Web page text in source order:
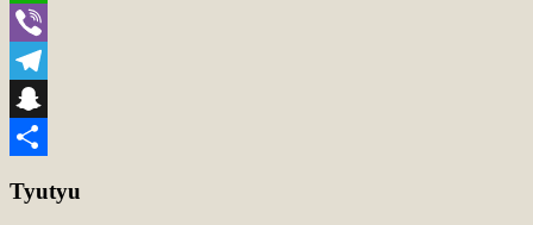
WhatsApp
Viber
Telegram
Snapchat
Tyutyu